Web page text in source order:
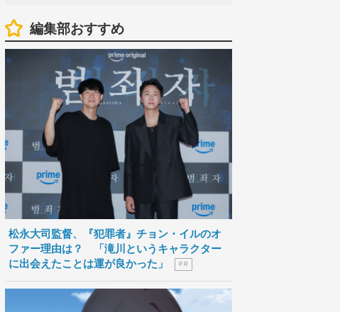
編集部おすすめ
松永大司監督、『犯罪者』チョン・イルのオ
ファー理由は？ 「滝川というキャラクター
に出会えたことは運が良かった」
P R